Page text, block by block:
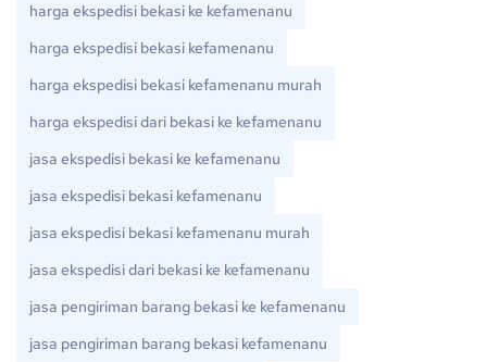
harga ekspedisi bekasi ke kefamenanu
harga ekspedisi bekasi kefamenanu
harga ekspedisi bekasi kefamenanu murah
harga ekspedisi dari bekasi ke kefamenanu
jasa ekspedisi bekasi ke kefamenanu
jasa ekspedisi bekasi kefamenanu
jasa ekspedisi bekasi kefamenanu murah
jasa ekspedisi dari bekasi ke kefamenanu
jasa pengiriman barang bekasi ke kefamenanu
jasa pengiriman barang bekasi kefamenanu